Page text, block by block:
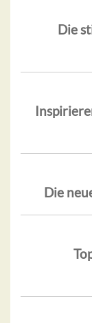
Die
Die